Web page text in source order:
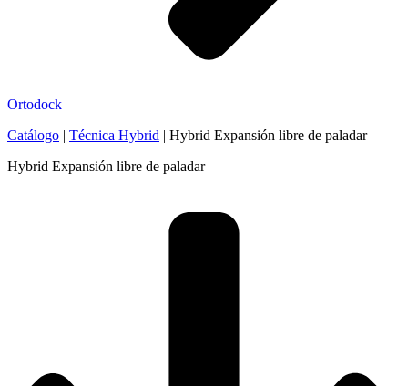
Ortodock
Catálogo | Técnica Hybrid | Hybrid Expansión libre de paladar
Hybrid Expansión libre de paladar